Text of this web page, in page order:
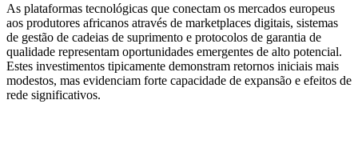
As plataformas tecnológicas que conectam os mercados europeus
aos produtores africanos através de marketplaces digitais, sistemas
de gestão de cadeias de suprimento e protocolos de garantia de
qualidade representam oportunidades emergentes de alto potencial.
Estes investimentos tipicamente demonstram retornos iniciais mais
modestos, mas evidenciam forte capacidade de expansão e efeitos de
rede significativos.